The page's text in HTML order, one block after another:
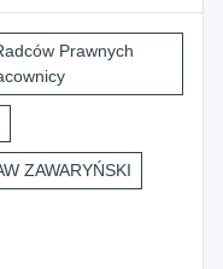
Prawnych
ZAWARYŃSKI